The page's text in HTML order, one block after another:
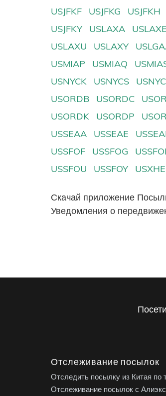
USJFKF
USJFKG USJFKH
USJFKY
USLAXA USLAXE
USLAXU
USLAXY
USMIAP
USMIAQ
USNYCK
USNYCS
USORDB
USORDC
USORDK
USORDP
USSEAA
USSEAE
USSFOF
USSFOG
USSFOU
USSFOY
Скачай приложение
Уведомления о
Отслеживание посылок
Отследить посылку из Китая по
Отслеживание посылок с